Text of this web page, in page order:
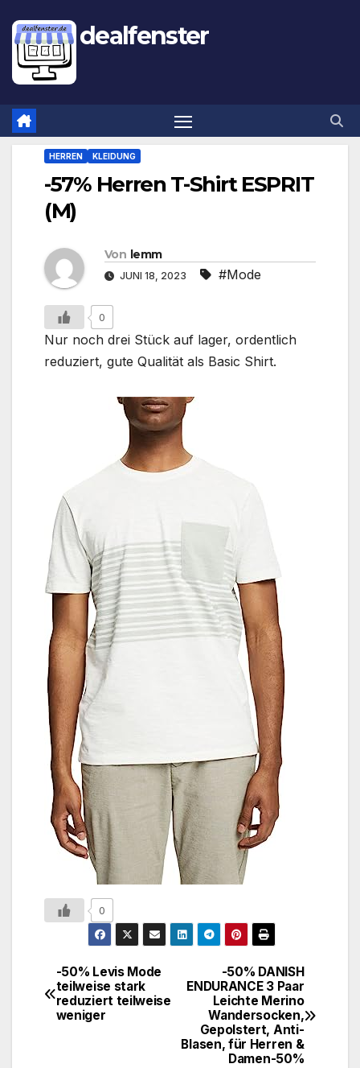
dealfenster
HERREN KLEIDUNG
-57% Herren T-Shirt ESPRIT
(M)
Von lemm
JUNI 18, 2023 #Mode
0
Nur noch drei Stück auf lager, ordentlich
reduziert, gute Qualität als Basic Shirt.
0
-50% DANISH
ENDURANCE 3 Paar
Leichte Merino
Wandersocken,
Gepolstert, Anti-
Blasen, für Herren &
Damen-50%
-50% Levis Mode
teilweise stark
reduziert teilweise
weniger